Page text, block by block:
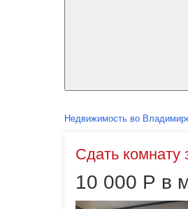
Недвижимость во
Сдать комнату
10 000 Р в